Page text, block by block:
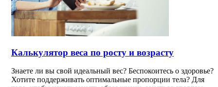
Калькулятор веса по росту и возрасту
Знаете ли вы свой идеальный вес? Беспокоитесь о здоровье?
Хотите поддерживать оптимальные пропорции тела? Для